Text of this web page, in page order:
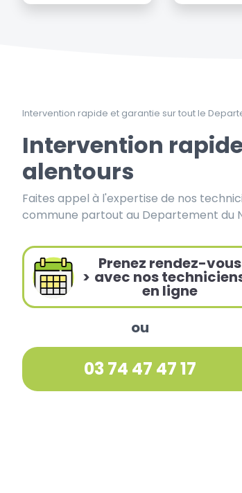
Intervention rapide et garantie sur tout le
Intervention
alentours
Faites appel à l'expertise de nos
commune partout au Departement du
>
Prenez rendez-vous
avec nos
en ligne
ou
03 74 47 47 17